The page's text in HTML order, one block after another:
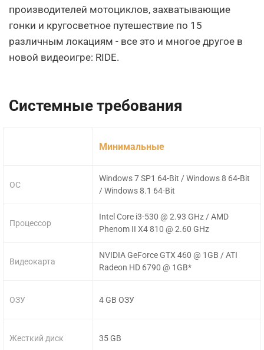
производителей мотоциклов, захватывающие
гонки и кругосветное путешествие по 15
различным локациям - все это и многое другое в
новой видеоигре: RIDE.
Системные требования
ОС
Процессор
Видеокарта
ОЗУ
Жесткий диск
Минимальные
Windows 7 SP1 64-Bit / Windows 8 64-Bit
/ Windows 8.1 64-Bit
Intel Core i3-530 @ 2.93 GHz / AMD
Phenom II X4 810 @ 2.60 GHz
NVIDIA GeForce GTX 460 @ 1GB / ATI
Radeon HD 6790 @ 1GB*
4 GB ОЗУ
35 GB